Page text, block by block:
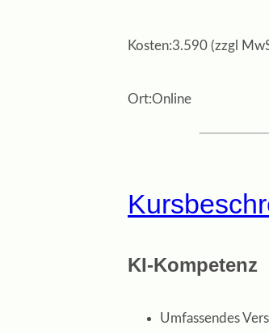
Kosten:3.590 (zzgl
Ort:Online
KI-Kompetenz
Umfassendes